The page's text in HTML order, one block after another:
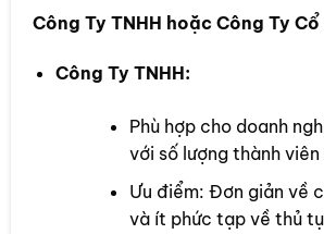
Công Ty TNHH hoặc Công Ty Cổ
Công Ty TNHH:
Phù hợp cho doanh
với số lượng thành viên
Ưu điểm: Đơn giản về
và ít phức tạp về thủ